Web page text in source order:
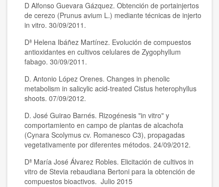
D Alfonso Guevara Gázquez. Obtención de portainjertos
de cerezo (Prunus avium L.) mediante técnicas de injerto
in vitro. 30/09/2011.
Dª Helena Ibáñez Martínez. Evolución de compuestos
antioxidantes en cultivos celulares de Zygophyllum
fabago. 30/09/2011.
D. Antonio López Orenes. Changes in phenolic
metabolism in salicylic acid-treated Cistus heterophyllus
shoots. 07/09/2012.
D. José Guirao Barnés. Rizogénesis "in vitro" y
comportamiento en campo de plantas de alcachofa
(Cynara Scolymus cv. Romanesco C3), propagadas
vegetativamente por diferentes métodos. 24/09/2012.
Dª María José Álvarez Robles. Elicitación de cultivos in
vitro de Stevia rebaudiana Bertoni para la obtención de
compuestos bioactivos. Julio 2015